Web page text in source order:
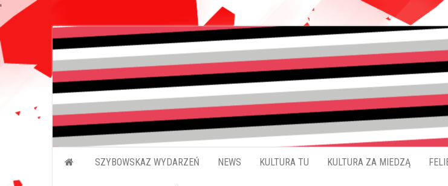
'
do
treści
SZYBOWSKAZ WYDARZEŃ NEWS KULTURA TU KULTURA ZA MIEDZĄ